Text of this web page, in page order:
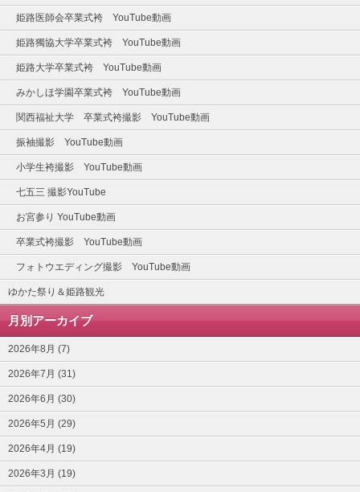
姫路医師会卒業式袴 YouTube動画
姫路獨協大学卒業式袴 YouTube動画
姫路大学卒業式袴 YouTube動画
みかしほ学園卒業式袴 YouTube動画
関西福祉大学 卒業式袴撮影 YouTube動画
振袖撮影 YouTube動画
小学生袴撮影 YouTube動画
七五三 撮影YouTube
お宮参り YouTube動画
卒業式袴撮影 YouTube動画
フォトウエディング撮影 YouTube動画
ゆかた祭り＆姫路観光
月別アーカイブ
2026年8月 (7)
2026年7月 (31)
2026年6月 (30)
2026年5月 (29)
2026年4月 (19)
2026年3月 (19)